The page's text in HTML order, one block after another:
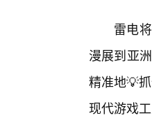
雷电
漫展到亚
精准地💡
现代游戏